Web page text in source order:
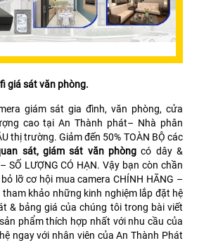
giá sát văn phòng.
giám sát gia đình, văn phòng, cửa
cao tại An Thành phát– Nhà phân
thị trường. Giảm đến 50% TOÀN BỘ các
sát, giám sát văn phòngcó dây &
SỐ LƯỢNG CÓ HẠN. Vậy bạn còn chần
lỡ cơ hội mua camera CHÍNH HÃNG –
tham khảo những kinh nghiệm lắp đặt hệ
& bảng giá của chúng tôi trong bài viết
phẩm thích hợp nhất với nhu cầu của
ngay với nhân viên của An Thành Phát